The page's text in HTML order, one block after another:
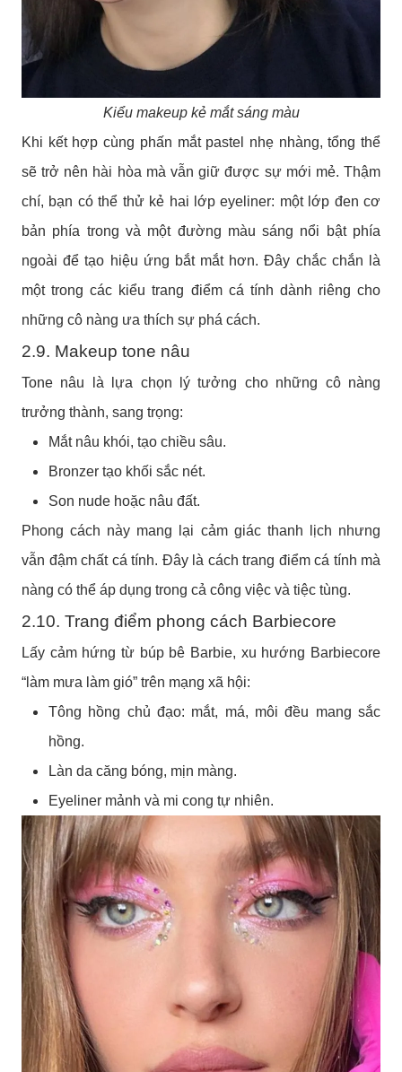
Kiểu makeup kẻ mắt sáng màu
Khi kết hợp cùng phấn mắt pastel nhẹ nhàng, tổng thể
sẽ trở nên hài hòa mà vẫn giữ được sự mới mẻ. Thậm
chí, bạn có thể thử kẻ hai lớp eyeliner: một lớp đen cơ
bản phía trong và một đường màu sáng nổi bật phía
ngoài để tạo hiệu ứng bắt mắt hơn. Đây chắc chắn là
một trong các kiểu trang điểm cá tính dành riêng cho
những cô nàng ưa thích sự phá cách.
2.9. Makeup tone nâu
Tone nâu là lựa chọn lý tưởng cho những cô nàng
trưởng thành, sang trọng:
Mắt nâu khói, tạo chiều sâu.
Bronzer tạo khối sắc nét.
Son nude hoặc nâu đất.
Phong cách này mang lại cảm giác thanh lịch nhưng
vẫn đậm chất cá tính. Đây là cách trang điểm cá tính mà
nàng có thể áp dụng trong cả công việc và tiệc tùng.
2.10. Trang điểm phong cách Barbiecore
Lấy cảm hứng từ búp bê Barbie, xu hướng Barbiecore
“làm mưa làm gió” trên mạng xã hội:
Tông hồng chủ đạo: mắt, má, môi đều mang sắc
hồng.
Làn da căng bóng, mịn màng.
Eyeliner mảnh và mi cong tự nhiên.